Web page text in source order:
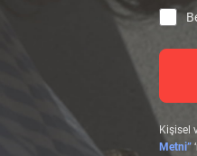
Kişisel
Metni”